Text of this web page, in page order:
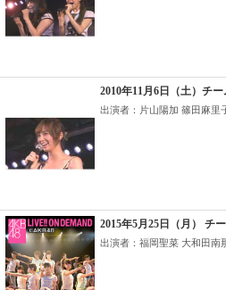
2010年11月6日（土）チ
出演者：片山陽加 篠田麻里
2015年5月25日（月） チ
出演者：福岡聖菜 大和田南